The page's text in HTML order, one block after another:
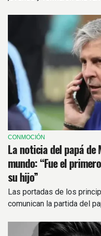
CONMOCIÓN
La noticia del papá de
mundo: “Fue el
su hijo”
Las portadas de los
comunican la partida del